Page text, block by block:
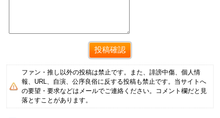
ファン・推し以外の投稿は禁止です。また、誹謗中傷、個人情
報、URL、自演、公序良俗に反する投稿も禁止です。当サイトへ
の要望・要求などはメールでご連絡ください。コメント欄だと見
落とすことがあります。